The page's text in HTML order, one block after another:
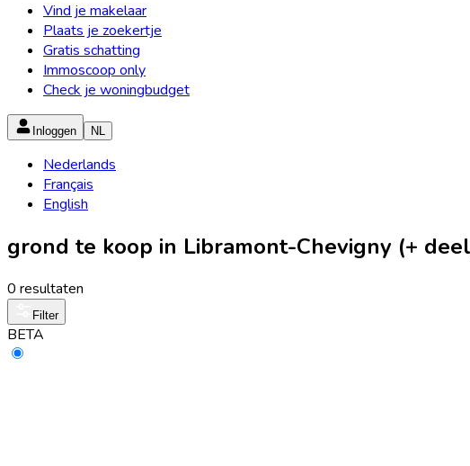
Vind je makelaar
Plaats je zoekertje
Gratis schatting
Immoscoop only
Check je woningbudget
Inloggen NL
Nederlands
Français
English
grond te koop in Libramont-Chevigny (+
0 resultaten
Filter
BETA